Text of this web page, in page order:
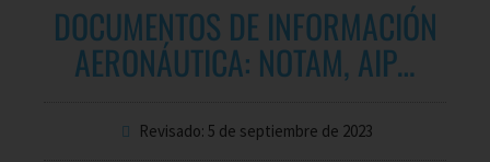
DOCUMENTOS DE INFORMACIÓN
AERONÁUTICA: NOTAM, AIP…
Revisado: 5 de septiembre de 2023